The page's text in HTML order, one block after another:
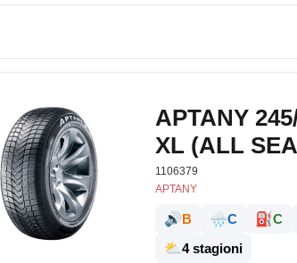
APTANY
XL (ALL
1106379
APTANY
🔊B 🌧️C ⛽C
⛅ 4 stagioni